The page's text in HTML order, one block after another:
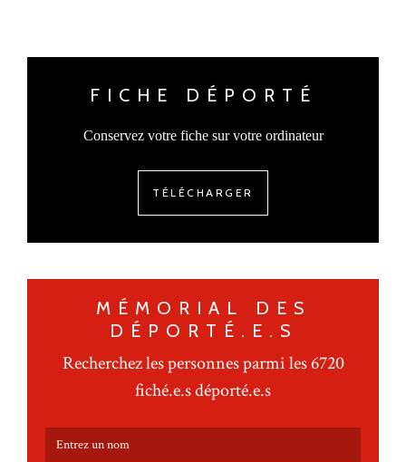
FICHE DÉPORTÉ
Conservez votre fiche sur votre ordinateur
TÉLÉCHARGER
MÉMORIAL DES
DÉPORTÉ.E.S
Recherchez les personnes parmi les 6720
fiché.e.s déporté.e.s